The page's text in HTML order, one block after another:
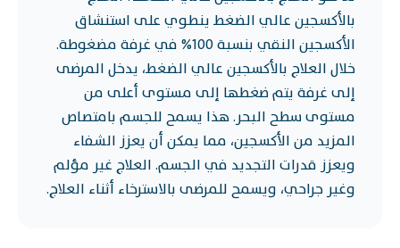
بالأكسجين عالي الضغط ينطوي على استنشاق
الأكسجين النقي بنسبة 100% في غرفة مضغوطة.
خلال العلاج بالأكسجين عالي الضغط، يدخل المرضى
إلى غرفة يتم ضغطها إلى مستوى أعلى من
مستوى سطح البحر. هذا يسمح للجسم بامتصاص
المزيد من الأكسجين، مما يمكن أن يعزز الشفاء
ويعزز قدرات التجديد في الجسم. العلاج غير مؤلم
وغير جراحي، ويسمح للمرضى بالاسترخاء أثناء العلاج.